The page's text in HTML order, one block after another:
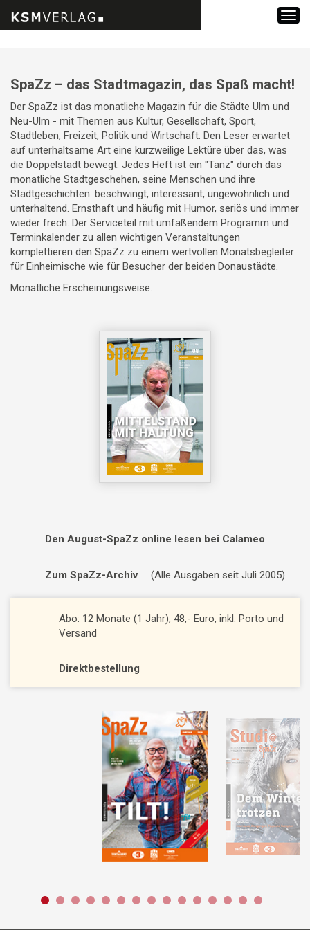
springen
SpaZz – das Stadtmagazin, das Spaß macht!
Der SpaZz ist das monatliche Magazin für die Städte Ulm und
Neu-Ulm - mit Themen aus Kultur, Gesellschaft, Sport,
Stadtleben, Freizeit, Politik und Wirtschaft. Den Leser erwartet
auf unterhaltsame Art eine kurzweilige Lektüre über das, was
die Doppelstadt bewegt. Jedes Heft ist ein "Tanz" durch das
monatliche Stadtgeschehen, seine Menschen und ihre
Stadtgeschichten: beschwingt, interessant, ungewöhnlich und
unterhaltend. Ernsthaft und häufig mit Humor, seriös und immer
wieder frech. Der Serviceteil mit umfaßendem Programm und
Terminkalender zu allen wichtigen Veranstaltungen
komplettieren den SpaZz zu einem wertvollen Monatsbegleiter:
für Einheimische wie für Besucher der beiden Donaustädte.
Monatliche Erscheinungsweise.
Den August-SpaZz online lesen bei Calameo
Zum SpaZz-Archiv (Alle Ausgaben seit Juli 2005)
Abo: 12 Monate (1 Jahr), 48,- Euro, inkl. Porto und
Versand
Direktbestellung